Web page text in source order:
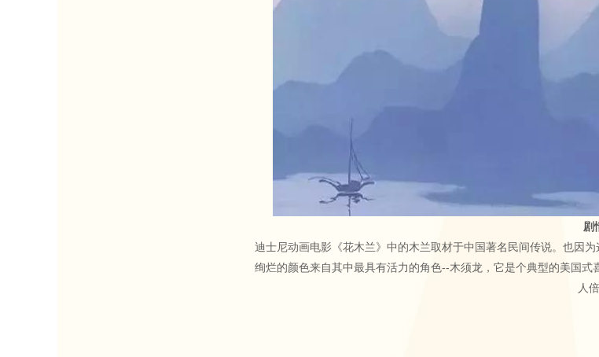
剧
迪士尼动画电影《花木兰》中的木兰取材于中国著名民间传说。也因
绚烂的颜色来自其中最具有活力的角色--木须龙，它是个典型的美国
人